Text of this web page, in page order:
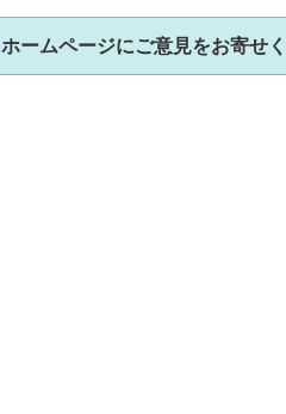
ホームページにご意見をお寄せ